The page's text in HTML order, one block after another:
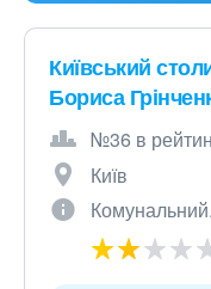
Київський
Бориса
№36 в
Київ